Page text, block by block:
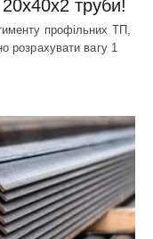
труби!
профільних ТП,
розрахувати вагу 1